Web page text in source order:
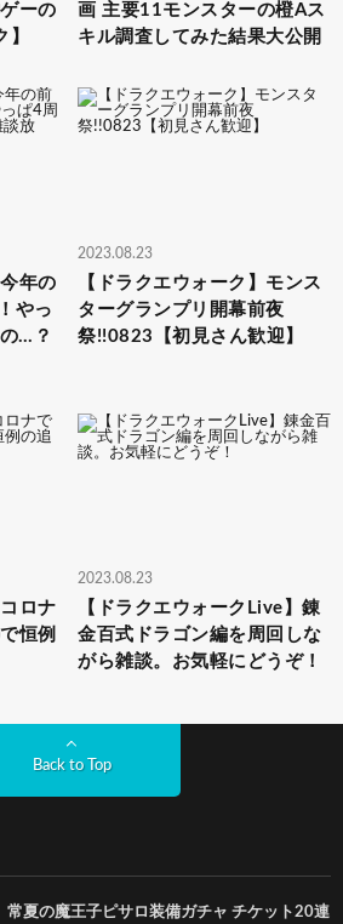
ーの
画 主要11モンスターの橙Aス
キル調査してみた結果大公開
年の
やっ
…？
2023.08.23
【ドラクエウォーク】モンス
ターグランプリ開幕前夜
祭!!0823【初見さん歓迎】
ロナ
恒例
2023.08.23
【ドラクエウォークLive】錬
金百式ドラゴン編を周回しな
がら雑談。お気軽にどうぞ！
Back to Top
常夏の魔王子ピサロ装備ガチャ チケット20連